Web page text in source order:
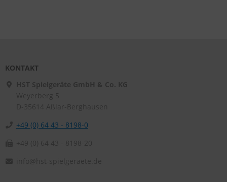
KONTAKT
HST Spielgeräte GmbH & Co. KG
Weyerberg 5
D-35614 Aßlar-Berghausen
+49 (0) 64 43 - 8198-0
+49 (0) 64 43 - 8198-20
info@hst-spielgeraete.de